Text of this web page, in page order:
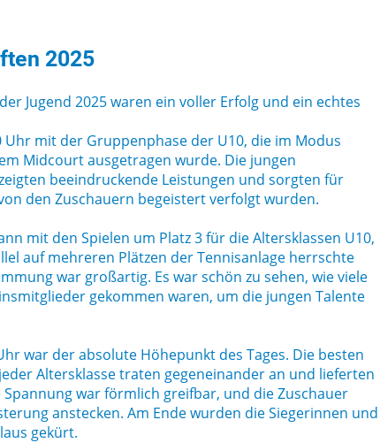
2025
Jugend 2025 waren ein voller Erfolg und ein echtes
Uhr mit der Gruppenphase der U10, die im Modus
Midcourt ausgetragen wurde. Die jungen
beeindruckende Leistungen und sorgten für
den Zuschauern begeistert verfolgt wurden.
mit den Spielen um Platz 3 für die Altersklassen U10,
auf mehreren Plätzen der Tennisanlage herrschte
war großartig. Es war schön zu sehen, wie viele
gekommen waren, um die jungen Talente
war der absolute Höhepunkt des Tages. Die besten
Altersklasse traten gegeneinander an und lieferten
Spannung war förmlich greifbar, und die Zuschauer
anstecken. Am Ende wurden die Siegerinnen und
gekürt.